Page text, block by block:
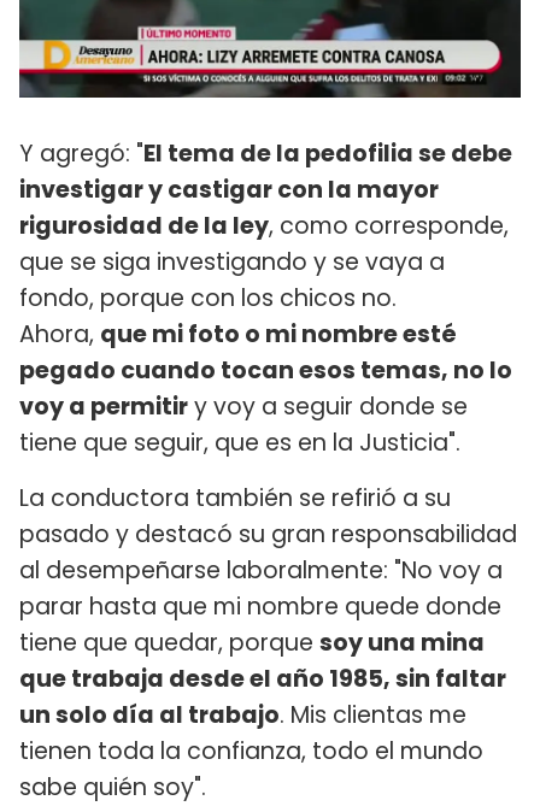
Y agregó: "El tema de la pedofilia se debe
investigar y castigar con la mayor
rigurosidad de la ley, como corresponde,
que se siga investigando y se vaya a
fondo, porque con los chicos no.
Ahora, que mi foto o mi nombre esté
pegado cuando tocan esos temas, no lo
voy a permitiry voy a seguir donde se
tiene que seguir, que es en la Justicia".
La conductora también se refirió a su
pasado y destacó su gran responsabilidad
al desempeñarse laboralmente: "No voy a
parar hasta que mi nombre quede donde
tiene que quedar, porque soy una mina
que trabaja desde el año 1985, sin faltar
un solo día al trabajo. Mis clientas me
tienen toda la confianza, todo el mundo
sabe quién soy".